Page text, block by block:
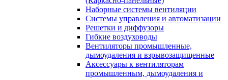
Наборные системы вентиляции
Системы управления и автоматизации
Решетки и диффузоры
Гибкие воздуховоды
Вентиляторы промышленные,
дымоудаления и взрывозащищенные
Аксессуары к вентиляторам
промышленным, дымоудаления и